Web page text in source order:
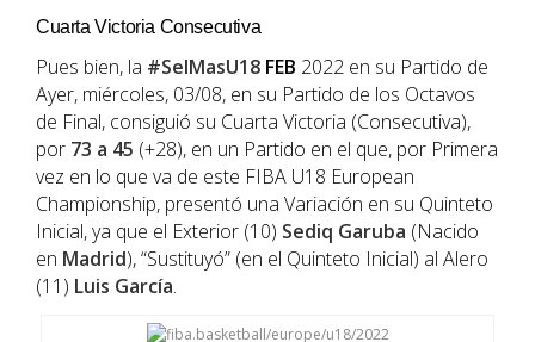
Cuarta Victoria Consecutiva
Pues bien, la #SelMasU18 FEB 2022 en su Partido de
Ayer, miércoles, 03/08, en su Partido de los Octavos
de Final, consiguió su Cuarta Victoria (Consecutiva),
por 73 a 45 (+28), en un Partido en el que, por Primera
vez en lo que va de este FIBA U18 European
Championship, presentó una Variación en su Quinteto
Inicial, ya que el Exterior (10) Sediq Garuba (Nacido
en Madrid), “Sustituyó” (en el Quinteto Inicial) al Alero
(11) Luis García.